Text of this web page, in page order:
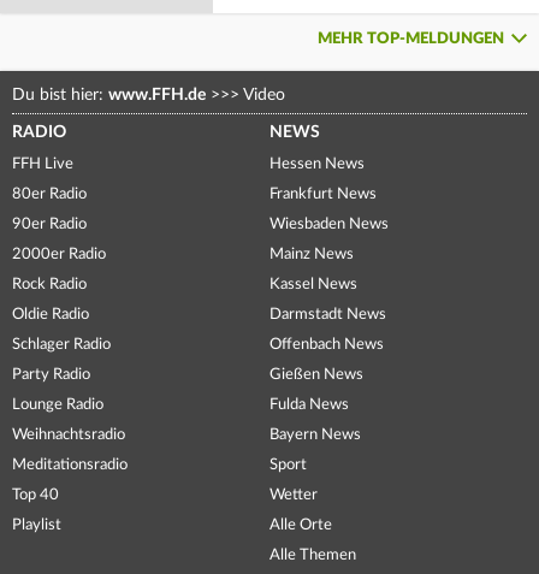
MEHR TOP-MELDUNGEN
Du bist hier: www.FFH.de >>> Video
RADIO
FFH Live
80er Radio
90er Radio
2000er Radio
Rock Radio
Oldie Radio
Schlager Radio
Party Radio
Lounge Radio
Weihnachtsradio
Meditationsradio
Top 40
Playlist
NEWS
Hessen News
Frankfurt News
Wiesbaden News
Mainz News
Kassel News
Darmstadt News
Offenbach News
Gießen News
Fulda News
Bayern News
Sport
Wetter
Alle Orte
Alle Themen